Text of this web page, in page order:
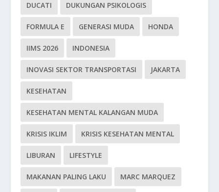
DUCATI DUKUNGAN PSIKOLOGIS
FORMULA E GENERASI MUDA HONDA
IIMS 2026 INDONESIA
INOVASI SEKTOR TRANSPORTASI JAKARTA
KESEHATAN
KESEHATAN MENTAL KALANGAN MUDA
KRISIS IKLIM KRISIS KESEHATAN MENTAL
LIBURAN LIFESTYLE
MAKANAN PALING LAKU MARC MARQUEZ